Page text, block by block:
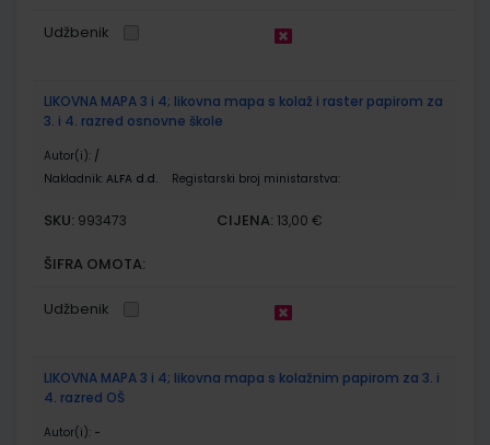
Udžbenik
LIKOVNA MAPA 3 i 4; likovna mapa s kolaž i raster papirom za
3. i 4. razred osnovne škole
Autor(i): /
Nakladnik: ALFA d.d. Registarski broj ministarstva:
SKU: 993473 CIJENA: 13,00 €
ŠIFRA OMOTA:
Udžbenik
LIKOVNA MAPA 3 i 4; likovna mapa s kolažnim papirom za 3. i
4. razred OŠ
Autor(i): -